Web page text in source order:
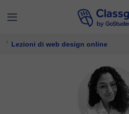
Lezioni di web design online